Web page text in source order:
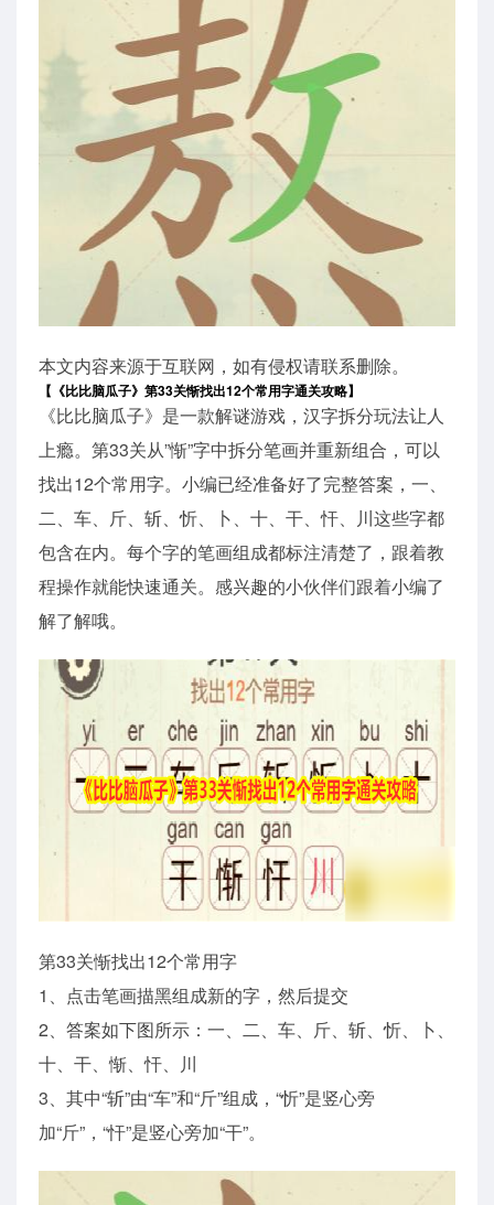
本文内容来源于互联网，如有侵权请联系删除。
【《比比脑瓜子》第33关惭找出12个常用字通关攻略】
《比比脑瓜子》是一款解谜游戏，汉字拆分玩法让人
上瘾。第33关从”惭”字中拆分笔画并重新组合，可以
找出12个常用字。小编已经准备好了完整答案，一、
二、车、斤、斩、忻、卜、十、干、忓、川这些字都
包含在内。每个字的笔画组成都标注清楚了，跟着教
程操作就能快速通关。感兴趣的小伙伴们跟着小编了
解了解哦。
第33关惭找出12个常用字
1、点击笔画描黑组成新的字，然后提交
2、答案如下图所示：一、二、车、斤、斩、忻、卜、
十、干、惭、忓、川
3、其中“斩”由“车”和“斤”组成，“忻”是竖心旁
加“斤”，“忓”是竖心旁加“干”。